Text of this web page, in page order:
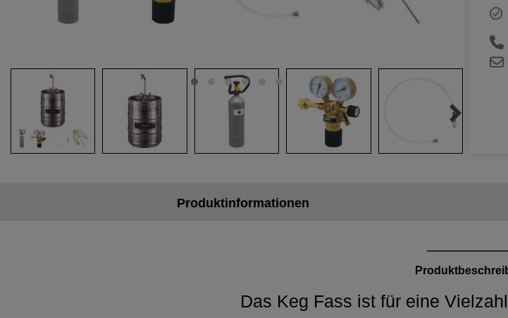
Produktinformationen
Das Keg Fass ist für eine